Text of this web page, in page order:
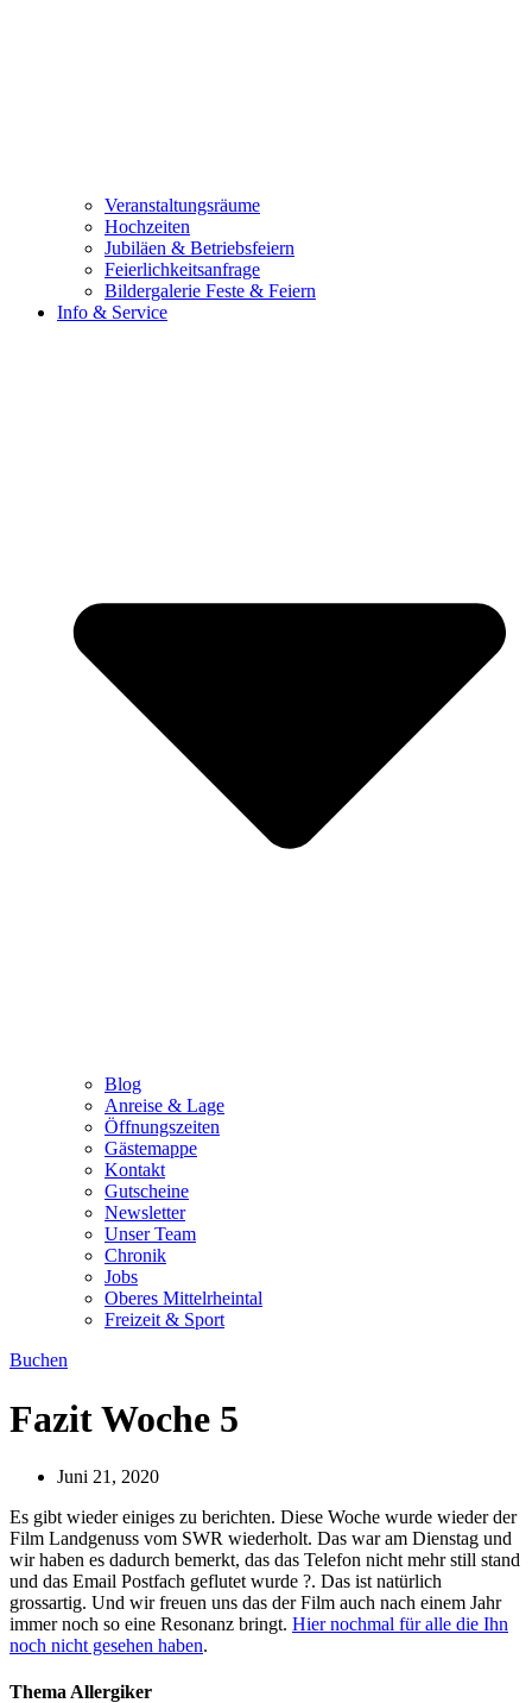
Veranstaltungsräume
Hochzeiten
Jubiläen & Betriebsfeiern
Feierlichkeitsanfrage
Bildergalerie Feste & Feiern
Info & Service
Blog
Anreise & Lage
Öffnungszeiten
Gästemappe
Kontakt
Gutscheine
Newsletter
Unser Team
Chronik
Jobs
Oberes Mittelrheintal
Freizeit & Sport
Buchen
Fazit Woche 5
Juni 21, 2020
Es gibt wieder einiges zu berichten. Diese Woche wurde wieder der
Film Landgenuss vom SWR wiederholt. Das war am Dienstag und
wir haben es dadurch bemerkt, das das Telefon nicht mehr still stand
und das Email Postfach geflutet wurde ?. Das ist natürlich
grossartig. Und wir freuen uns das der Film auch nach einem Jahr
immer noch so eine Resonanz bringt. Hier nochmal für alle die Ihn
noch nicht gesehen haben.
Thema Allergiker